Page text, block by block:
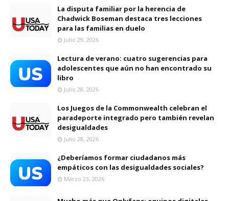
La disputa familiar por la herencia de
Chadwick Boseman destaca tres lecciones
para las familias en duelo
Julio 29, 2026
Lectura de verano: cuatro sugerencias para
adolescentes que aún no han encontrado su
libro
Julio 28, 2026
Los Juegos de la Commonwealth celebran el
paradeporte integrado pero también revelan
desigualdades
Julio 28, 2026
¿Deberíamos formar ciudadanos más
empáticos con las desigualdades sociales?
Marzo 23, 2026